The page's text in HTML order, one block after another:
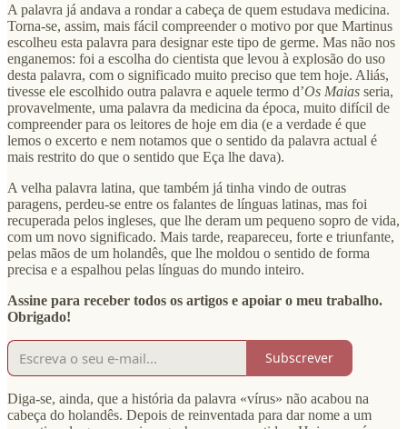
A palavra já andava a rondar a cabeça de quem estudava medicina.
Torna‑se, assim, mais fácil compreender o motivo por que Martinus
escolheu esta palavra para designar este tipo de germe. Mas não nos
enganemos: foi a escolha do cientista que levou à explosão do uso
desta palavra, com o significado muito preciso que tem hoje. Aliás,
tivesse ele escolhido outra palavra e aquele termo d’Os Maias seria,
provavelmente, uma palavra da medicina da época, muito difícil de
compreender para os leitores de hoje em dia (e a verdade é que
lemos o excerto e nem notamos que o sentido da palavra actual é
mais restrito do que o sentido que Eça lhe dava).
A velha palavra latina, que também já tinha vindo de outras
paragens, perdeu‑se entre os falantes de línguas latinas, mas foi
recuperada pelos ingleses, que lhe deram um pequeno sopro de vida,
com um novo significado. Mais tarde, reapareceu, forte e triunfante,
pelas mãos de um holandês, que lhe moldou o sentido de forma
precisa e a espalhou pelas línguas do mundo inteiro.
Assine para receber todos os artigos e apoiar o meu trabalho.
Obrigado!
Subscrever
Diga‑se, ainda, que a história da palavra «vírus» não acabou na
cabeça do holandês. Depois de reinventada para dar nome a um